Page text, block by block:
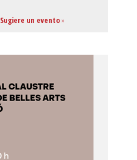
Sugiere un evento»